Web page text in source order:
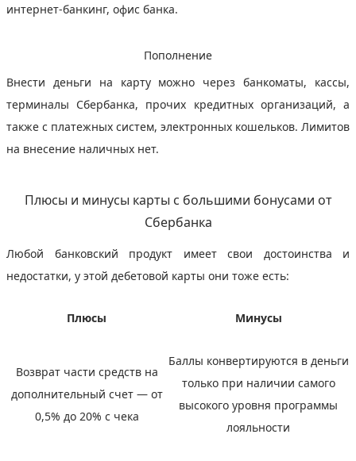
интернет-банкинг, офис банка.
Пополнение
Внести деньги на карту можно через банкоматы, кассы,
терминалы Сбербанка, прочих кредитных организаций, а
также с платежных систем, электронных кошельков. Лимитов
на внесение наличных нет.
Плюсы и минусы карты с большими бонусами от
Сбербанка
Любой банковский продукт имеет свои достоинства и
недостатки, у этой дебетовой карты они тоже есть:
Плюсы Минусы
Возврат части средств на
дополнительный счет — от
0,5% до 20% с чека
Баллы конвертируются в деньги
только при наличии самого
высокого уровня программы
лояльности